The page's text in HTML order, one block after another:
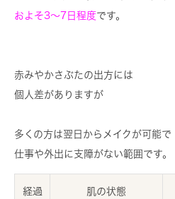
およそ3〜7日程度です。
赤みやかさぶたの出方には
個人差がありますが
多くの方は翌日からメイクが可能で
仕事や外出に支障がない範囲です。
経過
肌の状態